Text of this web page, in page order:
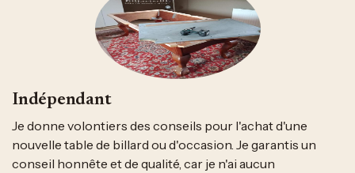
Indépendant
Je donne volontiers des conseils pour l'achat d'une
nouvelle table de billard ou d'occasion. Je garantis un
conseil honnête et de qualité, car je n'ai aucun